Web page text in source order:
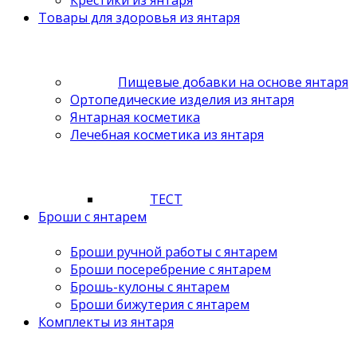
Товары для здоровья из янтаря
Пищевые добавки на основе янтаря
Ортопедические изделия из янтаря
Янтарная косметика
Лечебная косметика из янтаря
ТЕСТ
Броши с янтарем
Броши ручной работы с янтарем
Броши посеребрение с янтарем
Брошь-кулоны с янтарем
Броши бижутерия с янтарем
Комплекты из янтаря